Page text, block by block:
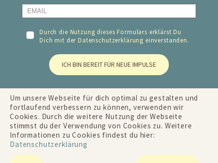
Durch die Nutzung dieses Formulars erklärst Du
Dich mit der Datenschutzerklärung einverstanden.
ICH BIN BEREIT FÜR NEUE IMPULSE
Um unsere Webseite für dich optimal zu gestalten und
fortlaufend verbessern zu können, verwenden wir
Cookies. Durch die weitere Nutzung der Webseite
stimmst du der Verwendung von Cookies zu. Weitere
Informationen zu Cookies findest du hier:
Datenschutzerklärung